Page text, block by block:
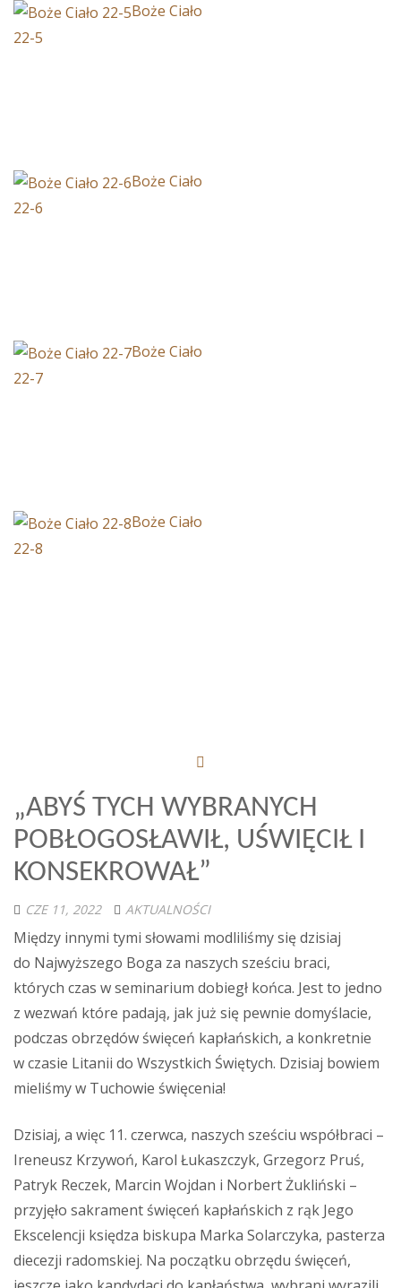
Boże Ciało
22-5
Boże Ciało
22-6
Boże Ciało
22-7
Boże Ciało
22-8
„ABYŚ TYCH WYBRANYCH
POBŁOGOSŁAWIŁ, UŚWIĘCIŁ I
KONSEKROWAŁ”
CZE 11, 2022 AKTUALNOŚCI
Między innymi tymi słowami modliliśmy się dzisiaj
do Najwyższego Boga za naszych sześciu braci,
których czas w seminarium dobiegł końca. Jest to jedno
z wezwań które padają, jak już się pewnie domyślacie,
podczas obrzędów święceń kapłańskich, a konkretnie
w czasie Litanii do Wszystkich Świętych. Dzisiaj bowiem
mieliśmy w Tuchowie święcenia!
Dzisiaj, a więc 11. czerwca, naszych sześciu współbraci –
Ireneusz Krzywoń, Karol Łukaszczyk, Grzegorz Pruś,
Patryk Reczek, Marcin Wojdan i Norbert Żukliński –
przyjęło sakrament święceń kapłańskich z rąk Jego
Ekscelencji księdza biskupa Marka Solarczyka, pasterza
diecezji radomskiej. Na początku obrzędu święceń,